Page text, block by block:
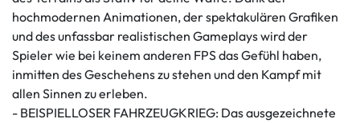
hochmodernen Animationen, der spektakulären Grafiken
und des unfassbar realistischen Gameplays wird der
Spieler wie bei keinem anderen FPS das Gefühl haben,
inmitten des Geschehens zu stehen und den Kampf mit
allen Sinnen zu erleben.
- BEISPIELLOSER FAHRZEUGKRIEG: Das ausgezeichnete